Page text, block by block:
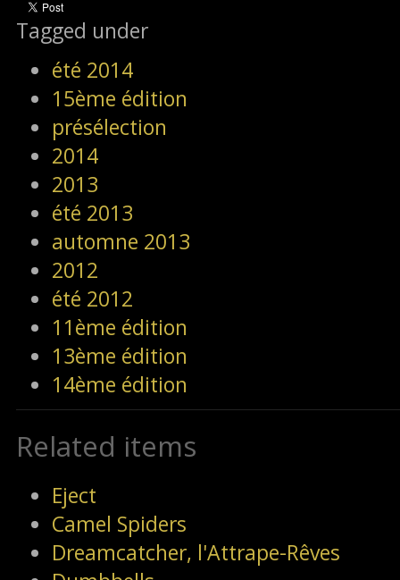
Tagged under
été 2014
15ème édition
présélection
2014
2013
été 2013
automne 2013
2012
été 2012
11ème édition
13ème édition
14ème édition
Related items
Eject
Camel Spiders
Dreamcatcher, l'Attrape-Rêves